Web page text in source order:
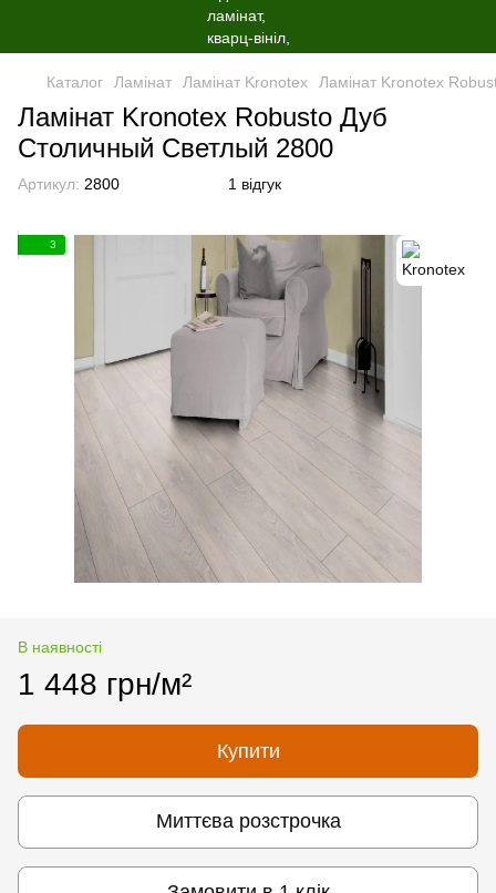
Каталог Ламінат Ламінат Kronotex Ламінат Kronotex
Ламінат Kronotex Robusto Дуб
Столичный Светлый 2800
Артикул: 2800 1 відгук
3
В наявності
1 448 грн/м²
Купити
Миттєва розстрочка